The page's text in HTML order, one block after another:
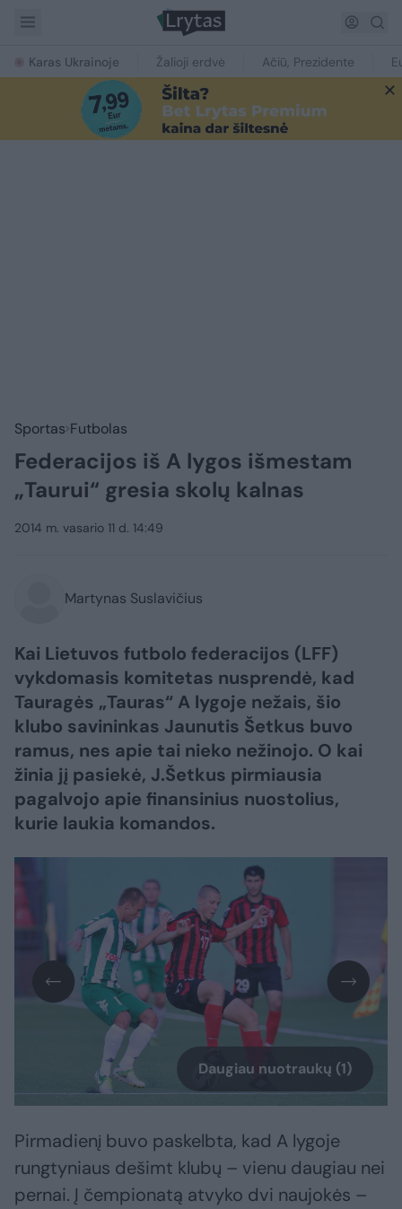
Karas Ukrainoje Žalioji erdvė Ačiū, Prezidente
Sportas Futbolas
Federacijos iš A lygos išmestam
„Taurui“ gresia skolų kalnas
2014 m. vasario 11 d. 14:49
Martynas Suslavičius
Kai Lietuvos futbolo federacijos (LFF)
vykdomasis komitetas nusprendė, kad
Tauragės „Tauras“ A lygoje nežais, šio
klubo savininkas Jaunutis Šetkus buvo
ramus, nes apie tai nieko nežinojo. O kai
žinia jį pasiekė, J.Šetkus pirmiausia
pagalvojo apie finansinius nuostolius,
kurie laukia komandos.
Daugiau nuotraukų (1)
Pirmadienį buvo paskelbta, kad A lygoje
rungtyniaus dešimt klubų – vienu daugiau nei
pernai. Į čempionatą atvyko dvi naujokės –